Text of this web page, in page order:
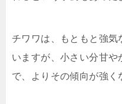
チワワは、もともと強気
いますが、小さい分甘
で、よりその傾向が強く